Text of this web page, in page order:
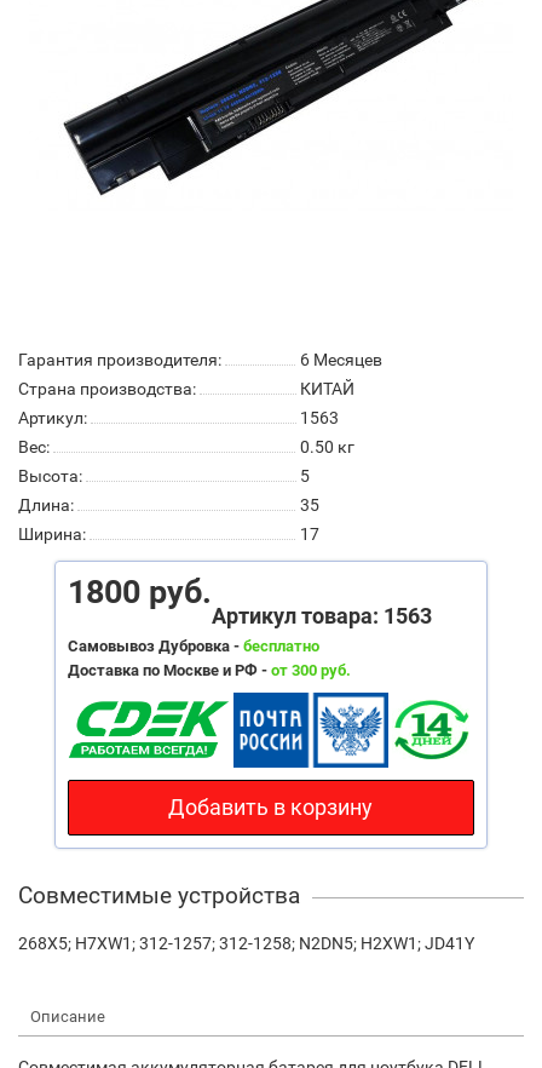
Гарантия производителя:
6 Месяцев
Страна производства:
КИТАЙ
Артикул:
1563
Вес:
0.50 кг
Высота:
5
Длина:
35
Ширина:
17
1800 руб.
Артикул товара: 1563
Самовывоз Дубровка - бесплатно
Доставка по Москве и РФ - от 300 руб.
Добавить в корзину
Совместимые устройства
268X5; H7XW1; 312-1257; 312-1258; N2DN5; H2XW1; JD41Y
Описание